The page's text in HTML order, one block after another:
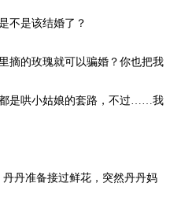
不是该结婚了？
摘的玫瑰就可以骗婚？你也把我
是哄小姑娘的套路，不过……我
丹准备接过鲜花，突然丹丹妈